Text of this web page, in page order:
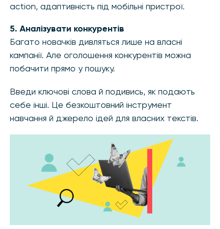
action, адаптивність під мобільні пристрої.
5. Аналізувати конкурентів
Багато новачків дивляться лише на власні
кампанії. Але оголошення конкурентів можна
побачити прямо у пошуку.
Введи ключові слова й подивись, як подають
себе інші. Це безкоштовний інструмент
навчання й джерело ідей для власних текстів.